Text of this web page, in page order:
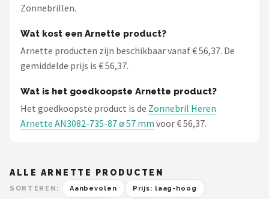
Zonnebrillen.
Wat kost een Arnette product?
Arnette producten zijn beschikbaar vanaf € 56,37. De
gemiddelde prijs is € 56,37.
Wat is het goedkoopste Arnette product?
Het goedkoopste product is de Zonnebril Heren
Arnette AN3082-735-87 ø 57 mm voor € 56,37.
ALLE ARNETTE PRODUCTEN
SORTEREN: Aanbevolen Prijs: laag-hoog